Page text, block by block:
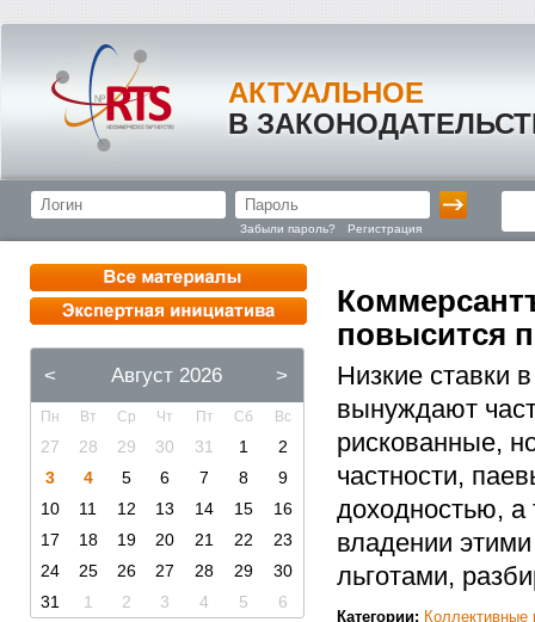
АКТУАЛЬНОЕ
В
Забыли пароль? Регистрация
< Август 2026 >
Пн Вт Ср Чт Пт Сб Вс
27 28 29 30 31 1
2
3
4 5 6 7 8
9
10
11 12 13 14 15
16
17
18 19 20 21 22
23
24
25 26 27 28 29
30
31
1 2 3 4 5 6
повысится
Низкие ставки
вынуждают
рискованные,
частности,
доходностью, а
владении
льготами,
Категории: Коллективные